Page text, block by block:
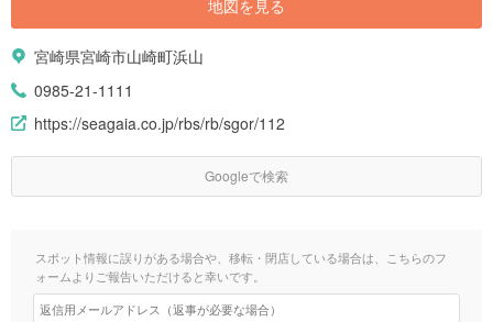
地図を見る
宮崎県宮崎市山崎町浜山
0985-21-1111
https://seagaia.co.jp/rbs/rb/sgor/112
Googleで検索
スポット情報に誤りがある場合や、移転・閉店している場合は、こちらのフ
ォームよりご報告いただけると幸いです。